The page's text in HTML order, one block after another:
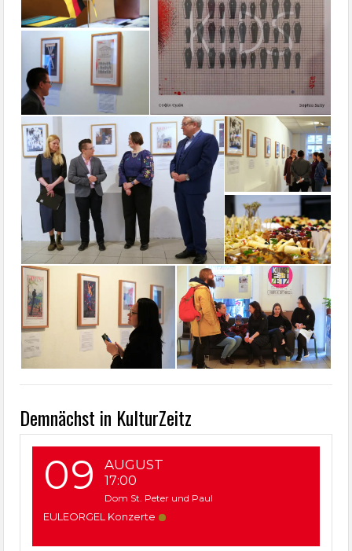
Demnächst in KulturZeitz
09 AUGUST
17:00
Dom St. Peter und Paul
EULEORGEL Konzerte